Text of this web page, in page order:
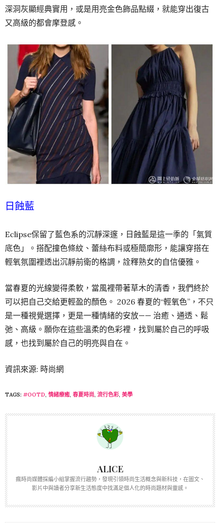
深洞灰顯經典實用，或是用亮金色飾品點綴，就能穿出復古
又高級的都會摩登感。
日蝕藍
Eclipse保留了藍色系的沉靜深邃，日蝕藍是這一季的「氣質
底色」。搭配撞色條紋、蕾絲布料或極簡廓形，能讓穿搭在
輕氧氛圍裡透出沉靜前衛的格調，詮釋熟女的自信優雅。
當春夏的光線變得柔軟，當風裡帶著草木的清香，我們終於
可以把自己交給更輕盈的顏色。 2026 春夏的“輕氧色”，不只
是一種視覺選擇，更是一種情緒的安放—— 治癒、通透、鬆
弛、高級。願你在這些溫柔的色彩裡，找到屬於自己的呼吸
感，也找到屬於自己的明亮與自在。
資訊來源: 時尚網
TAGS: #OOTD, 情緒療癒, 春夏時尚, 流行色彩, 美學
ALICE
瘋時尚媒體採編小組掌握流行趨勢，發現引領時尚生活概念與新科技，在圖文、
影片中與讀者分享新生活態度中找滿足個人化的時尚題材與靈感。